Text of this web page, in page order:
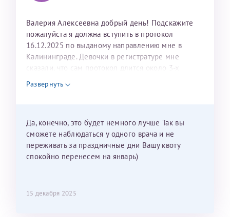
Валерия Алексеевна добрый день! Подскажите
пожалуйста я должна вступить в протокол
16.12.2025 по выданому направлению мне в
Калининграде. Девочки в регистратуре мне
сказали, что сам протокол длится около 3-х
недель и 3 недели я должна находится в Питере.
Можно мне новый год провести в Калининграде и
Развернуть
Да, конечно, это будет немного лучше Так вы
сможете наблюдаться у одного врача и не
переживать за праздничные дни Вашу квоту
спокойно перенесем на январь)
15 декабря 2025